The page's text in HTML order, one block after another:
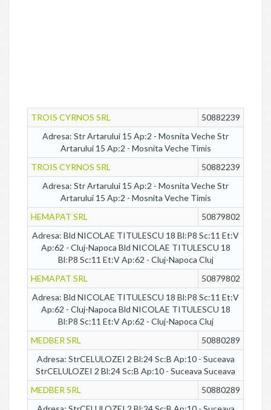
TROIS CYRNOS SRL
50882239
Adresa: Str Artarului 15 Ap:2 - Mosnita Veche Str
Artarului 15 Ap:2 - Mosnita Veche Timis
TROIS CYRNOS SRL
50882239
Adresa: Str Artarului 15 Ap:2 - Mosnita Veche Str
Artarului 15 Ap:2 - Mosnita Veche Timis
HEMAPAT SRL
50879802
Adresa: Bld NICOLAE TITULESCU 18 Bl:P8 Sc:11 Et:V
Ap:62 - Cluj-Napoca Bld NICOLAE TITULESCU 18
Bl:P8 Sc:11 Et:V Ap:62 - Cluj-Napoca Cluj
HEMAPAT SRL
50879802
Adresa: Bld NICOLAE TITULESCU 18 Bl:P8 Sc:11 Et:V
Ap:62 - Cluj-Napoca Bld NICOLAE TITULESCU 18
Bl:P8 Sc:11 Et:V Ap:62 - Cluj-Napoca Cluj
MEDBER SRL
50880289
Adresa: StrCELULOZEI 2 Bl:24 Sc:B Ap:10 - Suceava
StrCELULOZEI 2 Bl:24 Sc:B Ap:10 - Suceava Suceava
MEDBER SRL
50880289